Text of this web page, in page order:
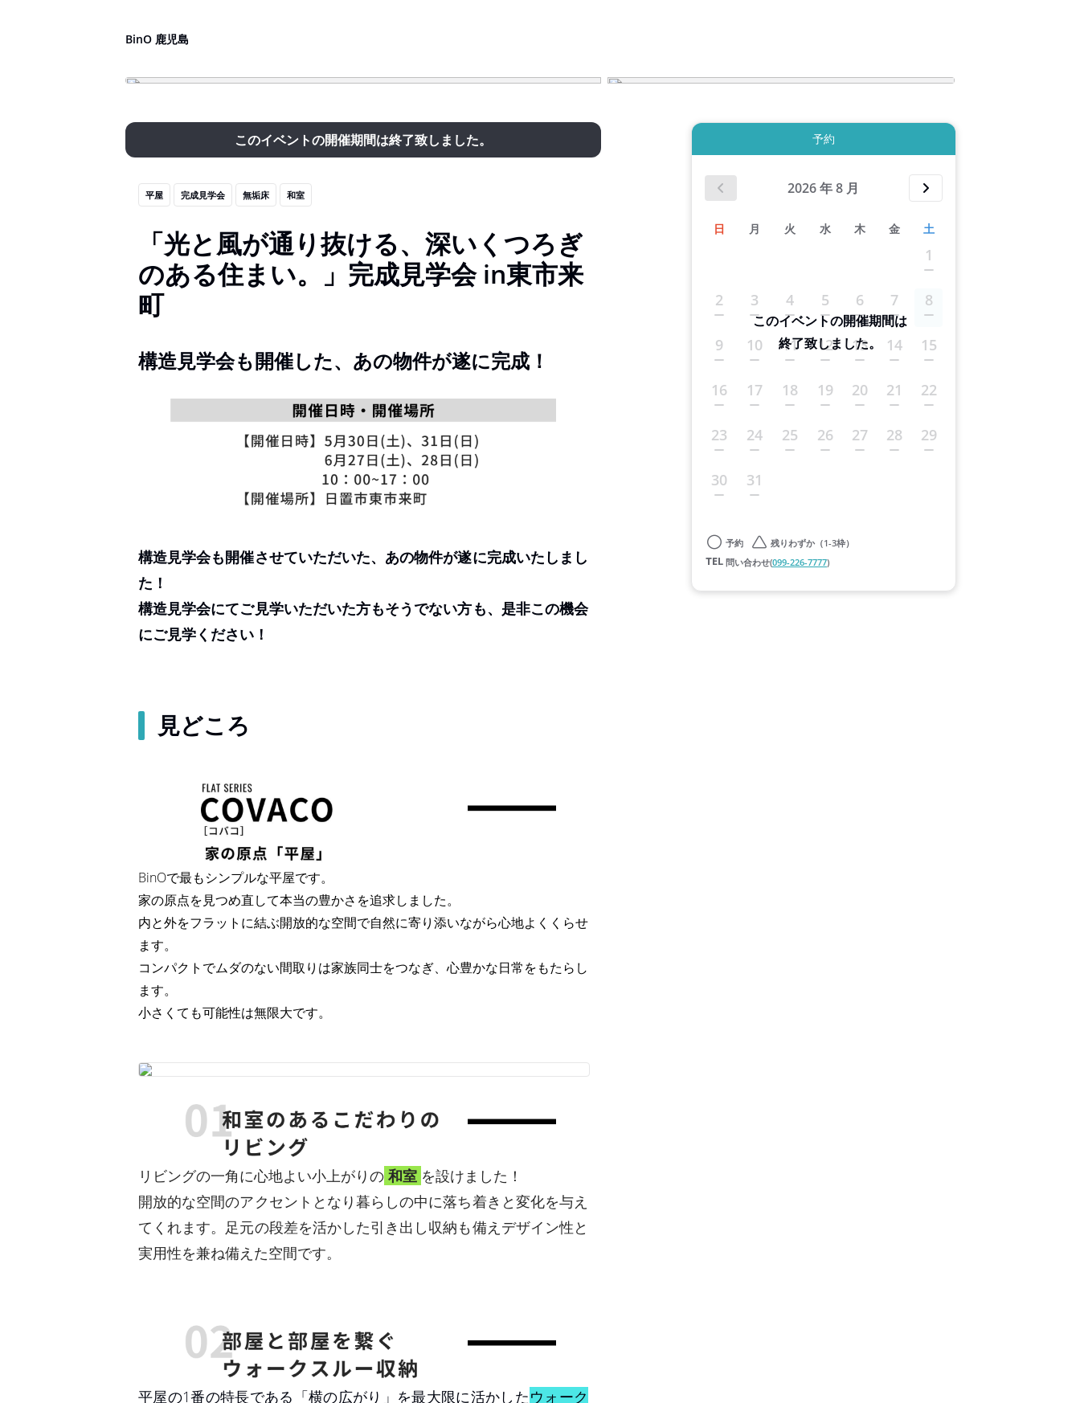
BinO 鹿児島
このイベントの開催期間は終了致しました。
平屋 完成見学会 無垢床 和室
「光と風が通り抜ける、深いくつろぎ
のある住まい。」完成見学会 in東市来
町
構造見学会も開催した、あの物件が遂に完成！
構造見学会も開催させていただいた、あの物件が遂に完成いたしまし
た！
構造見学会にてご見学いただいた方もそうでない方も、是非この機会
にご見学ください！
見どころ
BinOで最もシンプルな平屋です。
家の原点を見つめ直して本当の豊かさを追求しました。
内と外をフラットに結ぶ開放的な空間で自然に寄り添いながら心地よくくらせ
ます。
コンパクトでムダのない間取りは家族同士をつなぎ、心豊かな日常をもたらし
ます。
小さくても可能性は無限大です。
リビングの一角に心地よい小上がりの 和室 を設けました！
開放的な空間のアクセントとなり暮らしの中に落ち着きと変化を与え
てくれます。足元の段差を活かした引き出し収納も備えデザイン性と
実用性を兼ね備えた空間です。
平屋の1番の特長である「横の広がり」を最大限に活かしたウォーク
予約
2026年8 月
日 月 火 水 木 金 土
1
2 3 4 5 6 7 8
9 10 11 12 13 14 15
16 17 18 19 20 21 22
23 24 25 26 27 28 29
30 31
このイベントの開催期間は
終了致しました。
予約
残りわずか（1-3枠）
問い合わせ(099-226-7777)